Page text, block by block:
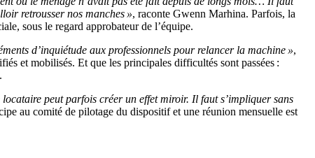
retrousser nos manches », raconte Gwenn Marhina. Parfois, la
sous le regard approbateur de l’équipe.
d’inquiétude aux professionnels pour relancer la machine »,
et mobilisés. Et que les principales difficultés sont passées :
peut parfois créer un effet miroir. Il faut s’impliquer sans
au comité de pilotage du dispositif et une réunion mensuelle est